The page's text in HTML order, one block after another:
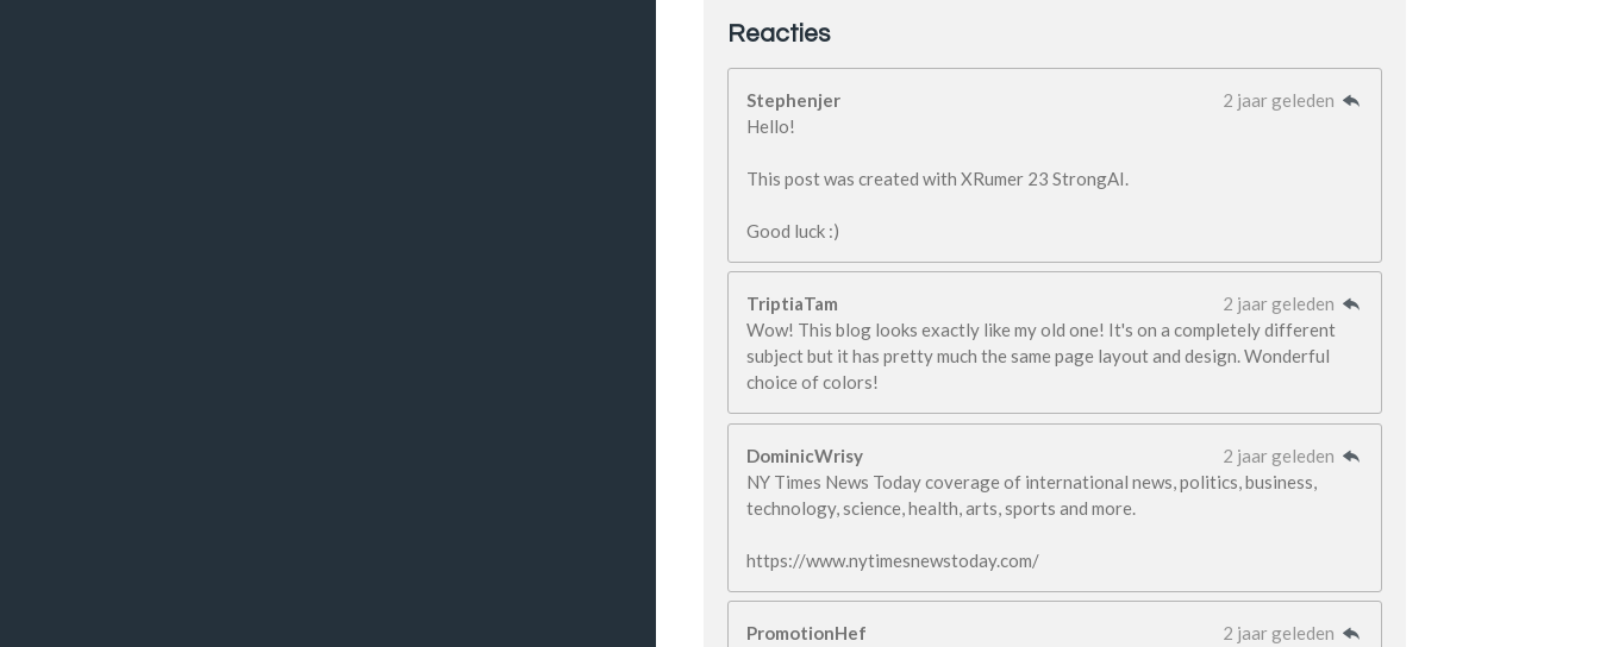
Reacties
Stephenjer
2 jaar geleden
Hello!
This post was created with XRumer 23 StrongAI.
Good luck :)
TriptiaTam
2 jaar geleden
Wow! This blog looks exactly like my old one! It's on a completely different
subject but it has pretty much the same page layout and design. Wonderful
choice of colors!
DominicWrisy
2 jaar geleden
NY Times News Today coverage of international news, politics, business,
technology, science, health, arts, sports and more.
https://www.nytimesnewstoday.com/
PromotionHef
2 jaar geleden